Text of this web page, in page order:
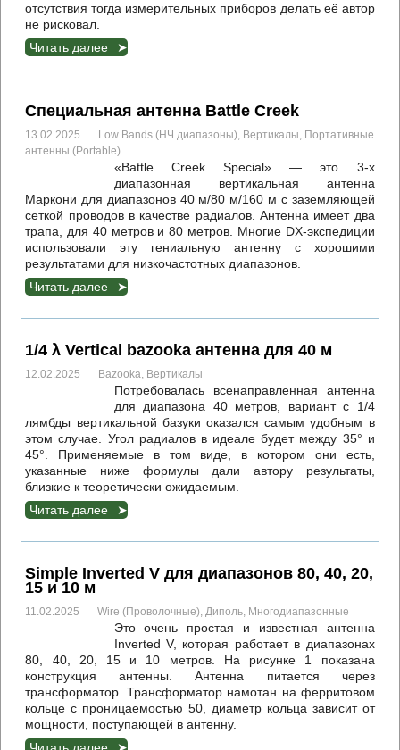
отсутствия тогда измерительных приборов делать её автор
не рисковал.
Читать далее
Специальная антенна Battle Creek
13.02.2025 Low Bands (НЧ диапазоны), Вертикалы, Портативные
антенны (Portable)
«Battle Creek Special» — это 3-х
диапазонная вертикальная антенна
Маркони для диапазонов 40 м/80 м/160 м с заземляющей
сеткой проводов в качестве радиалов. Антенна имеет два
трапа, для 40 метров и 80 метров. Многие DX-экспедиции
использовали эту гениальную антенну с хорошими
результатами для низкочастотных диапазонов.
Читать далее
1/4 λ Vertical bazooka антенна для 40 м
12.02.2025 Bazooka, Вертикалы
Потребовалась всенаправленная антенна
для диапазона 40 метров, вариант с 1/4
лямбды вертикальной базуки оказался самым удобным в
этом случае. Угол радиалов в идеале будет между 35° и
45°. Применяемые в том виде, в котором они есть,
указанные ниже формулы дали автору результаты,
близкие к теоретически ожидаемым.
Читать далее
Simple Inverted V для диапазонов 80, 40, 20,
15 и 10 м
11.02.2025 Wire (Проволочные),Диполь, Многодиапазонные
Это очень простая и известная антенна
Inverted V, которая работает в диапазонах
80, 40, 20, 15 и 10 метров. На рисунке 1 показана
конструкция антенны. Антенна питается через
трансформатор. Трансформатор намотан на ферритовом
кольце с проницаемостью 50, диаметр кольца зависит от
мощности, поступающей в антенну.